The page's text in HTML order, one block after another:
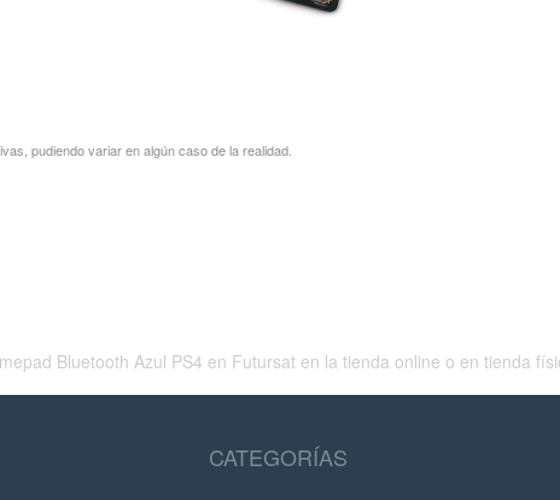
pudiendo variar en algún caso de la realidad.
Bluetooth Azul PS4 en Futursat en la tienda online o en tienda
CATEGORÍAS